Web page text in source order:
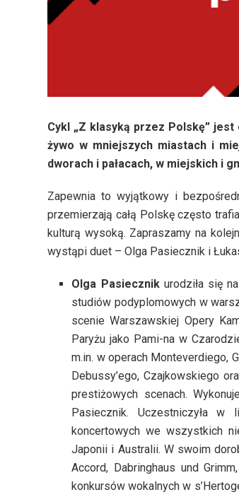
Cykl „Z klasyką przez Polskę”
żywo w mniejszych miastach i
dworach i pałacach, w miejskich i
Zapewnia to wyjątkowy i
przemierzają całą Polskę często
kulturą wysoką. Zapraszamy na
wystąpi duet – Olga Pasiecznik i
Olga Pasiecznik urodziła się
studiów podyplomowych w
scenie Warszawskiej Opery
Paryżu jako Pami-na w
m.in. w operach Monteverdiego,
Debussy’ego, Czajkowskiego
prestiżowych scenach.
Pasiecznik. Uczestniczyła w
koncertowych we wszystkich
Japonii i Australii. W swoim
Accord, Dabringhaus und
konkursów wokalnych w